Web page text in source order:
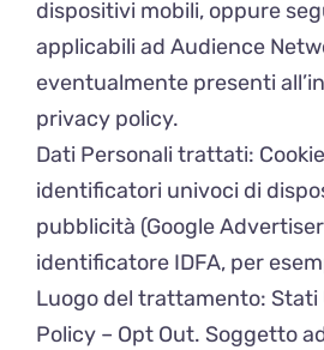
dispositivi mobili, oppure
applicabili ad Audience
eventualmente presenti
privacy policy.
Dati Personali trattati:
identificatori univoci di
pubblicità (Google
identificatore IDFA, per
Luogo del trattamento: Stati
Policy – Opt Out. Soggetto